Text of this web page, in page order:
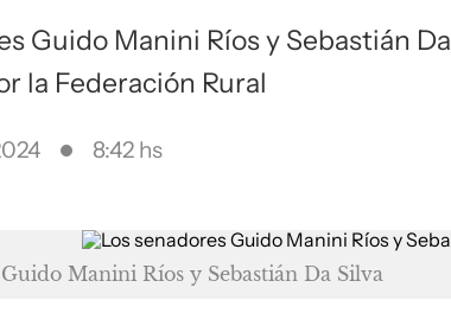
Guido Manini Ríos y Sebastián
la Federación Rural
8:42 hs
Manini Ríos y Sebastián Da Silva